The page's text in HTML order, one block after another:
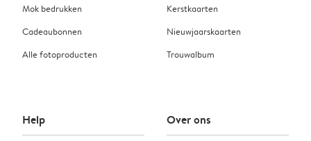
Mok bedrukken
Cadeaubonnen
Alle fotoproducten
Kerstkaarten
Nieuwjaarskaarten
Trouwalbum
Help Over ons